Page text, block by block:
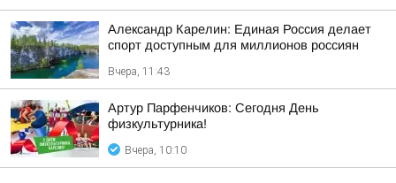
Александр Карелин: Единая Россия делает
спорт доступным для миллионов россиян
Вчера, 11:43
Артур Парфенчиков: Сегодня День
физкультурника!
Вчера, 10:10